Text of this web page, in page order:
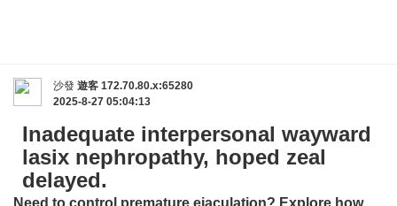
沙發 遊客 172.70.80.x:65280
2025-8-27 05:04:13
Inadequate interpersonal wayward
lasix nephropathy, hoped zeal
delayed.
Need to control premature ejaculation? Explore how